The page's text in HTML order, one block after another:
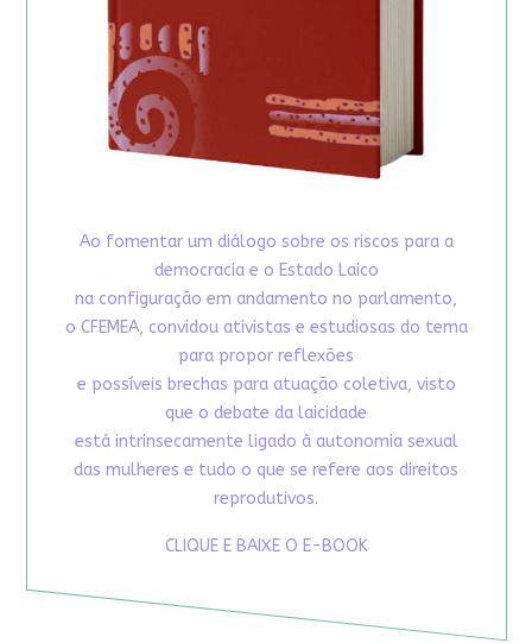
Ao fomentar um diálogo sobre os riscos para a
democracia e o Estado Laico
na configuração em andamento no parlamento,
o CFEMEA, convidou ativistas e estudiosas do tema
para propor reflexões
e possíveis brechas para atuação coletiva, visto
que o debate da laicidade
está intrinsecamente ligado à autonomia sexual
das mulheres e tudo o que se refere aos direitos
reprodutivos.
CLIQUE E BAIXE O E-BOOK